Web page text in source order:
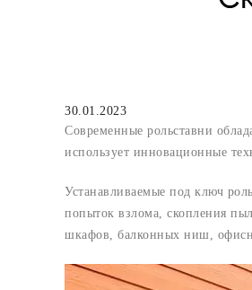
30.01.2023
Современные рольставни
использует инновационные
Устанавливаемые под ключ
попыток взлома, скопления
шкафов, балконных ниш,